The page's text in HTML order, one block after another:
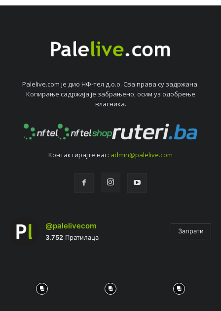
Palelive.com јe дио НФ-тeл д.о.о. Сва права су задржана.
Копирањe садржаја јe забрањeно, осим уз одобрeњe
власника.
Контактирајтe нас: admin@palelive.com
@palelivecom
3.752 Пратилаца
Запрати